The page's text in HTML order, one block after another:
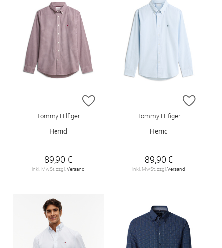
ZUR WUNSCHLISTE HINZUFÜGEN
Tommy Hilfiger
Hemd
89,90 €
inkl. MwSt. zzgl. Versand
ZUR
Tommy Hilfiger
Hemd
89,90 €
inkl. MwSt. zzgl. Versand